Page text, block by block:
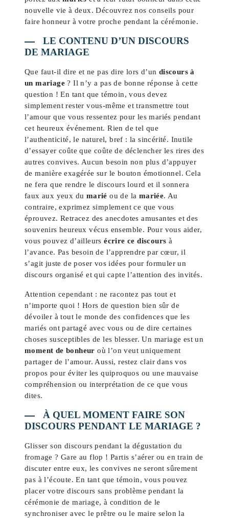
nouvelle vie à deux. Découvrez nos conseils pour
faire honneur à votre proche pendant la cérémonie.
LE CONTENU D’UN DISCOURS
DE MARIAGE
Que faut-il dire et ne pas dire lors d’un discours à
un mariage ? Il n’y a pas de bonne réponse à cette
question ! En tant que témoin, vous devez
simplement rester vous-même et transmettre tout
l’amour que vous ressentez pour les mariés pendant
cet heureux événement. Rien de tel que
l’authenticité, le naturel, bref : la sincérité. Inutile
d’essayer coûte que coûte de déclencher les rires des
autres convives. Aucun besoin non plus d’appuyer
de manière exagérée sur le bouton émotionnel. Cela
ne fera que rendre le discours lourd et il sonnera
faux aux yeux du mariéou de la mariée. Au
contraire, exprimez simplement ce que vous
éprouvez. Retracez des anecdotes amusantes et des
souvenirs heureux vécus ensemble. Pour vous aider,
vous pouvez d’ailleurs écrire ce discours à
l’avance. Pas besoin de l’apprendre par cœur, il
s’agit juste de poser vos idées pour formuler un
discours organisé et qui capte l’attention des invités.
Attention cependant : ne racontez pas tout et
n’importe quoi ! Hors de question bien sûr de
dévoiler à tout le monde des confidences que les
mariés ont partagé avec vous ou de dire certaines
choses susceptibles de les blesser. Un mariage est un
moment de bonheuroù l’on veut uniquement
partager de l’amour. Aussi, restez clair dans vos
propos pour éviter les quiproquos ou une mauvaise
compréhension ou interprétation de ce que vous
dites.
À QUEL MOMENT FAIRE SON
DISCOURS PENDANT LE MARIAGE ?
Glisser son discours pendant la dégustation du
fromage ? Gare au flop ! Partis s’aérer ou en train de
discuter entre eux, les convives ne seront sûrement
pas à l’écoute. En tant que témoin, vous pouvez
placer votre discours sans problème pendant la
cérémonie de mariage, à condition de le
synchroniser avec le prêtre ou le maire selon la